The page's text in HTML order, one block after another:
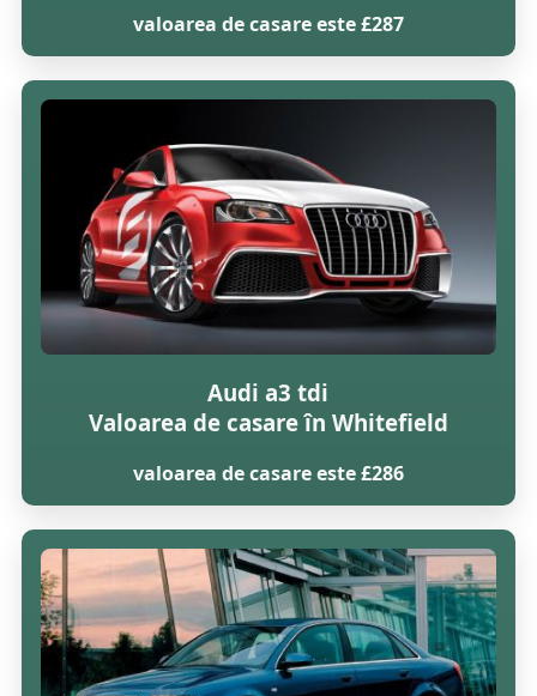
valoarea de casare este £287
Audi a3 tdi
Valoarea de casare în Whitefield
valoarea de casare este £286